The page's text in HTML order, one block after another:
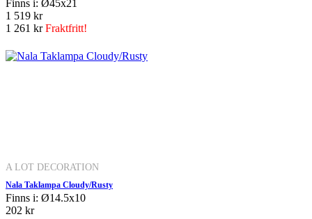
Finns i: Ø45x21
1 519 kr
1 261 krFraktfritt!
A LOT DECORATION
Nala Taklampa Cloudy/Rusty
Finns i: Ø14.5x10
202 kr